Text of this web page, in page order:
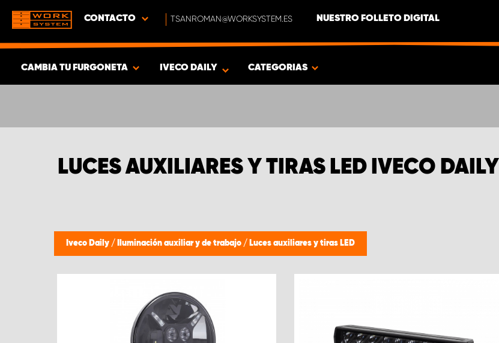
CONTACTO TSANROMAN@WORKSYSTEM.ES NUESTRO FOLLETO DIGITAL
CAMBIA TU FURGONETA
PRODUCTOS
IVECO DAILY CATEGORIAS
LUCES AUXILIARES Y TIRAS LED IVECO DAILY
Iveco Daily / Iluminación auxiliar y de trabajo / Luces auxiliares y tiras LED